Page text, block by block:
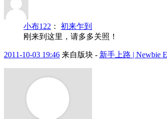
小布122 ： 初来乍到
刚来到这里，请多多关照！
2011-10-03 19:46 来自版块 - 新手上路 | Newbie